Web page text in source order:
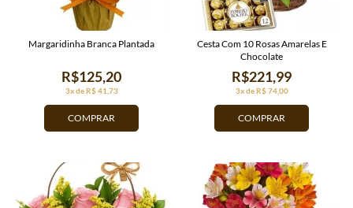
COMPRAR
3x de R$ 41,73
R$125,20
Margaridinha Branca Plantada
COMPRAR
3x de R$ 74,00
R$221,99
Cesta Com 10 Rosas Amarelas E
Chocolate